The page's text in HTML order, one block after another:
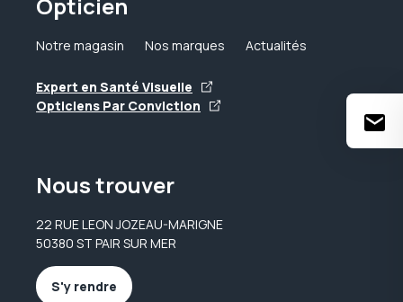
Notre magasin Nos marques Actualités
Expert en Santé Visuelle
Opticiens Par Conviction
Nous trouver
22 RUE LEON JOZEAU-MARIGNE
50380 ST PAIR SUR MER
S'y rendre